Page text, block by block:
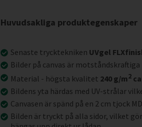
Huvudsakliga produktegenskaper
Senaste trycktekniken UVgel
Bilder på canvas är
Material - högsta kvalitet 240 g/m2
Bildens yta härdas med UV-strålar
Canvasen är spänd på en 2 cm tjock
Bilden är tryckt på alla sidor, vilket